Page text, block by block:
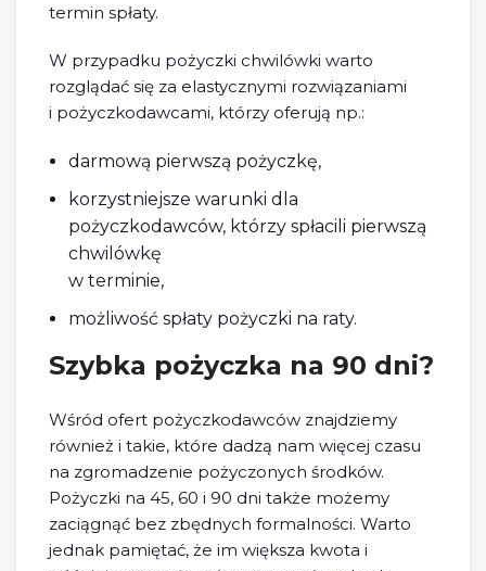
termin spłaty.
W przypadku pożyczki chwilówki warto
rozglądać się za elastycznymi rozwiązaniami
i pożyczkodawcami, którzy oferują np.:
darmową pierwszą pożyczkę,
korzystniejsze warunki dla
pożyczkodawców, którzy spłacili pierwszą
chwilówkę
w terminie,
możliwość spłaty pożyczki na raty.
Szybka pożyczka na 90 dni?
Wśród ofert pożyczkodawców znajdziemy
również i takie, które dadzą nam więcej czasu
na zgromadzenie pożyczonych środków.
Pożyczki na 45, 60 i 90 dni także możemy
zaciągnąć bez zbędnych formalności. Warto
jednak pamiętać, że im większa kwota i